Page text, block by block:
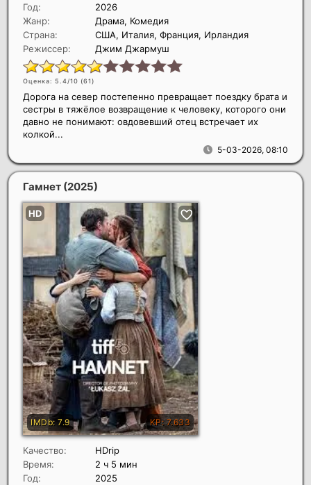
Год:
2026
Жанр:
Драма, Комедия
Страна:
США, Италия, Франция, Ирландия
Режиссер:
Джим Джармуш
Оценка: 5.4/10 (61)
5-03-2026, 08:10
Дорога на север постепенно превращает поездку брата и
сестры в тяжёлое возвращение к человеку, которого они
давно не понимают: овдовевший отец встречает их
колкой...
Гамнет (2025)
Качество:
HDrip
Время:
2 ч 5 мин
Год:
2025